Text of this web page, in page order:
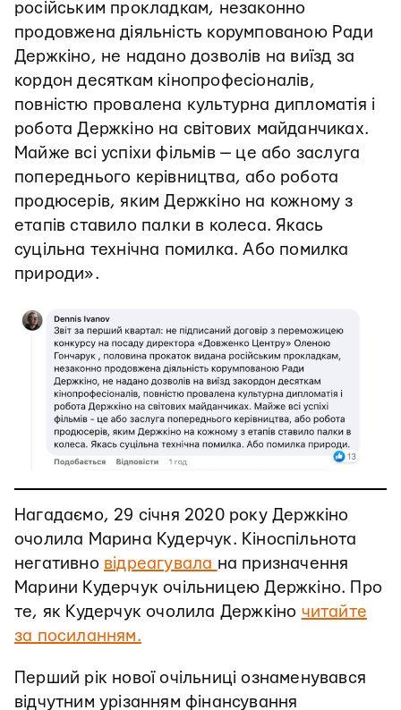
російським прокладкам, незаконно
продовжена діяльність корумпованою Ради
Держкіно, не надано дозволів на виїзд за
кордон десяткам кінопрофесіоналів,
повністю провалена культурна дипломатія і
робота Держкіно на світових майданчиках.
Майже всі успіхи фільмів — це або заслуга
попереднього керівництва, або робота
продюсерів, яким Держкіно на кожному з
етапів ставило палки в колеса. Якась
суцільна технічна помилка. Або помилка
природи».
Нагадаємо, 29 січня 2020 року Держкіно
очолила Марина Кудерчук. Кіноспільнота
негативно відреагувала на призначення
Марини Кудерчук очільницею Держкіно. Про
те, як Кудерчук очолила Держкіно читайте
за посиланням.
Перший рік нової очільниці ознаменувався
відчутним урізанням фінансування